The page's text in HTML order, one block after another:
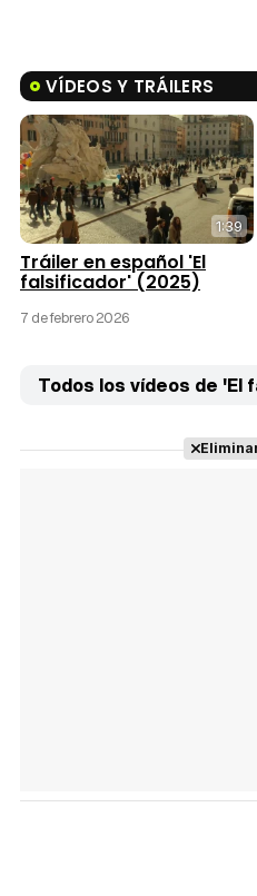
VÍDEOS Y TRÁILERS
1:39
Tráiler en español 'El
falsificador' (2025)
7 de febrero 2026
Todos los vídeos de 'El